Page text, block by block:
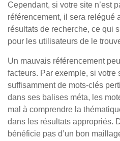
Cependant, si votre site n’est
référencement, il sera relégué
résultats de recherche, ce qui
pour les utilisateurs de le
Un mauvais référencement
facteurs. Par exemple, si votre
suffisamment de mots-clés
dans ses balises méta, les
mal à comprendre la
dans les résultats appropriés.
bénéficie pas d’un bon